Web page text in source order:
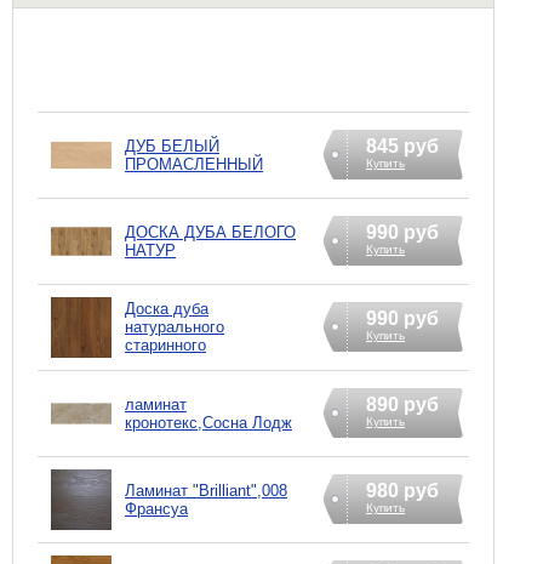
ДУБ БЕЛЫЙ
ПРОМАСЛЕННЫЙ
845 руб
Купить
ДОСКА ДУБА БЕЛОГО
НАТУР
990 руб
Купить
Доска дуба
натурального
старинного
990 руб
Купить
ламинат
кронотекс,Сосна Лодж
890 руб
Купить
Ламинат "Brilliant",008
Франсуа
980 руб
Купить